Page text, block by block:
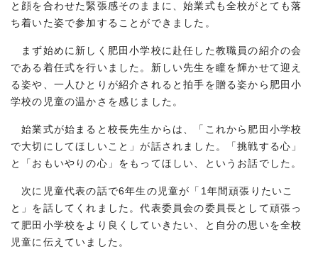
と顔を合わせた緊張感そのままに、始業式も全校がとても落
ち着いた姿で参加することができました。
まず始めに新しく肥田小学校に赴任した教職員の紹介の会
である着任式を行いました。新しい先生を瞳を輝かせて迎え
る姿や、一人ひとりが紹介されると拍手を贈る姿から肥田小
学校の児童の温かさを感じました。
始業式が始まると校長先生からは、「これから肥田小学校
で大切にしてほしいこと」が話されました。「挑戦する心」
と「おもいやりの心」をもってほしい、というお話でした。
次に児童代表の話で6年生の児童が「1年間頑張りたいこ
と」を話してくれました。代表委員会の委員長として頑張っ
て肥田小学校をより良くしていきたい、と自分の思いを全校
児童に伝えていました。